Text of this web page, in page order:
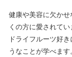
健康や美容に欠か
くの方に愛されてい
ドライフルーツ好
うなことが学べます。